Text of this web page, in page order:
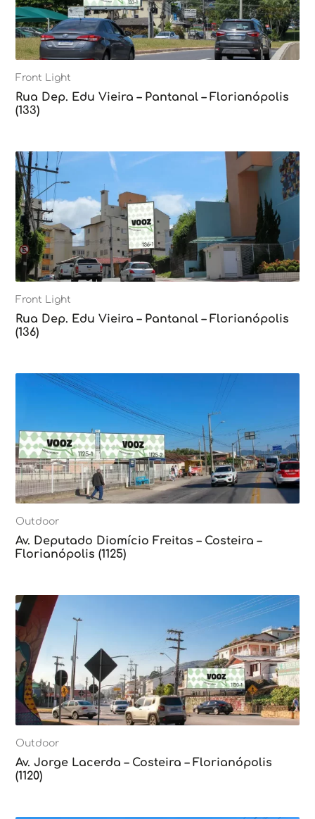
Front Light
Rua Dep. Edu Vieira – Pantanal – Florianópolis
(133)
Front Light
Rua Dep. Edu Vieira – Pantanal – Florianópolis
(136)
Outdoor
Av. Deputado Diomício Freitas – Costeira –
Florianópolis (1125)
Outdoor
Av. Jorge Lacerda – Costeira – Florianópolis
(1120)